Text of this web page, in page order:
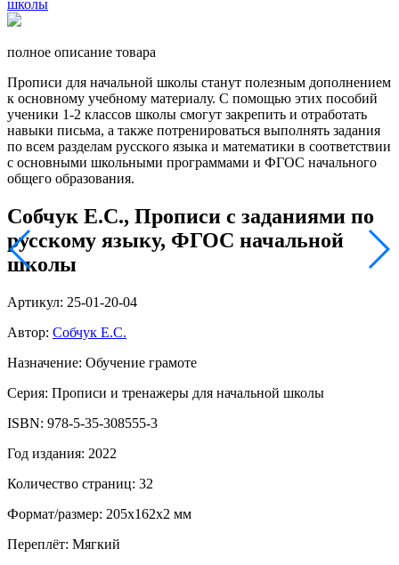
полное описание товара
Прописи для начальной школы станут полезным дополнением
к основному учебному материалу. С помощью этих пособий
ученики 1-2 классов школы смогут закрепить и отработать
навыки письма, а также потренироваться выполнять задания
по всем разделам русского языка и математики в соответствии
с основными школьными программами и ФГОС начального
общего образования.
Собчук Е.С., Прописи с заданиями по
русскому языку, ФГОС начальной
школы
Артикул: 25-01-20-04
Автор: Собчук Е.С.
Назначение: Обучение грамоте
Серия: Прописи и тренажеры для начальной школы
ISBN: 978-5-35-308555-3
Год издания: 2022
Количество страниц: 32
Формат/размер: 205х162х2 мм
Переплёт: Мягкий